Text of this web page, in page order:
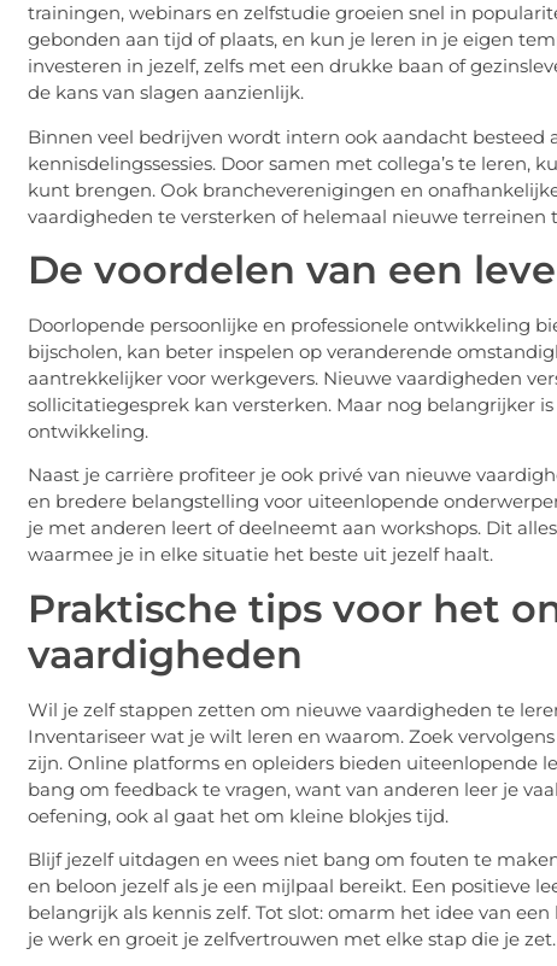
trainingen, webinars en zelfstudie groeien snel in
gebonden aan tijd of plaats, en kun je leren in je eigen
investeren in jezelf, zelfs met een drukke baan of
de kans van slagen aanzienlijk.
Binnen veel bedrijven wordt intern ook aandacht
kennisdelingssessies. Door samen met collega’s te
kunt brengen. Ook brancheverenigingen en
vaardigheden te versterken of helemaal nieuwe terreinen
De voordelen van een
Doorlopende persoonlijke en professionele ontwikkeling
bijscholen, kan beter inspelen op veranderende
aantrekkelijker voor werkgevers. Nieuwe vaardigheden
sollicitatiegesprek kan versterken. Maar nog belangrijker
ontwikkeling.
Naast je carrière profiteer je ook privé van nieuwe
en bredere belangstelling voor uiteenlopende
je met anderen leert of deelneemt aan workshops. Dit
waarmee je in elke situatie het beste uit jezelf haalt.
Praktische tips voor het
vaardigheden
Wil je zelf stappen zetten om nieuwe vaardigheden te
Inventariseer wat je wilt leren en waarom. Zoek
zijn. Online platforms en opleiders bieden uiteenlopende
bang om feedback te vragen, want van anderen leer je
oefening, ook al gaat het om kleine blokjes tijd.
Blijf jezelf uitdagen en wees niet bang om fouten te
en beloon jezelf als je een mijlpaal bereikt. Een positieve
belangrijk als kennis zelf. Tot slot: omarm het idee van
je werk en groeit je zelfvertrouwen met elke stap die je zet.